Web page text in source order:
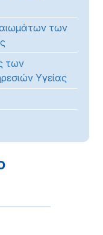
των
των
Υγείας